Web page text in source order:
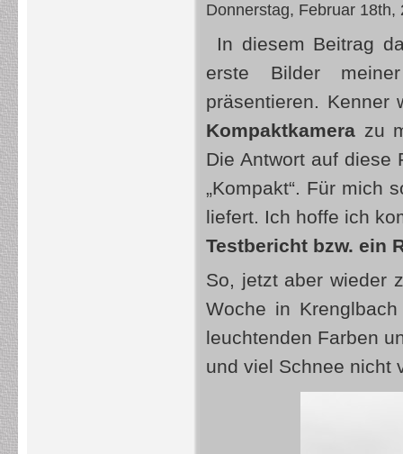
Donnerstag, Februar 18th,
In diesem Beitrag
erste Bilder
präsentieren. Kenner
Kompaktkamera zu
Die Antwort auf diese
„Kompakt“. Für mich
liefert. Ich hoffe ich
Testbericht bzw. ein
So, jetzt aber wieder
Woche in
leuchtenden Farben
und viel Schnee nicht